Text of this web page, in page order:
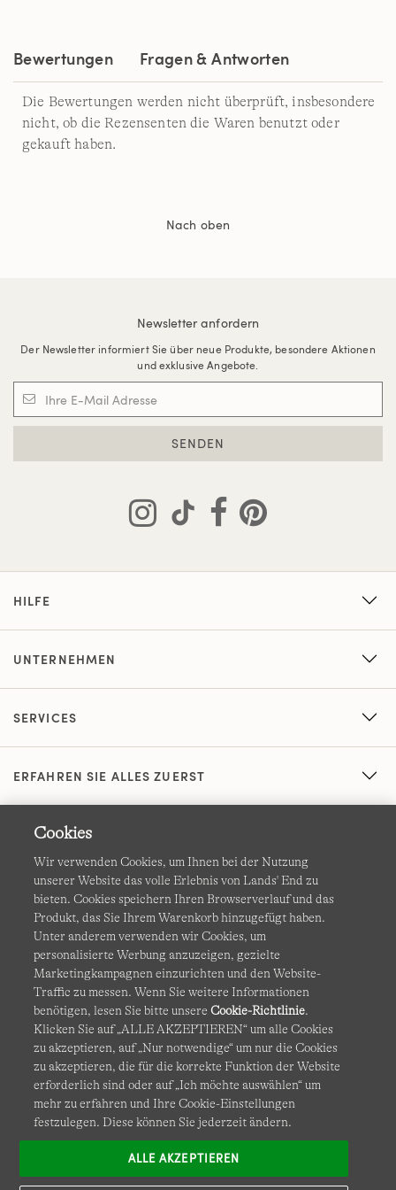
Bewertungen Fragen & Antworten
Die Bewertungen werden nicht überprüft, insbesondere
nicht, ob die Rezensenten die Waren benutzt oder
gekauft haben.
Nach oben
Newsletter anfordern
Der Newsletter informiert Sie über neue Produkte, besondere Aktionen
und exklusive Angebote.
SENDEN
HILFE
UNTERNEHMEN
SERVICES
ERFAHREN SIE ALLES ZUERST
AGB Datenschutz & Sicherheit
Cookies Ich möchte auswählen Barrierefreiheit
Site Map Internationale Websites
Diese Website ist durch reCAPTCHA geschützt. Es gelten die
Datenschutzerklärung undNutzungsbedingungenvon
Google.
Cookies
Wir verwenden Cookies, um Ihnen bei der Nutzung
unserer Website das volle Erlebnis von Lands' End zu
bieten. Cookies speichern Ihren Browserverlauf und das
Produkt, das Sie Ihrem Warenkorb hinzugefügt haben.
Unter anderem verwenden wir Cookies, um
personalisierte Werbung anzuzeigen, gezielte
Marketingkampagnen einzurichten und den Website-
Traffic zu messen. Wenn Sie weitere Informationen
benötigen, lesen Sie bitte unsereCookie-Richtlinie.
Klicken Sie auf „ALLE AKZEPTIEREN“ um alle Cookies
zu akzeptieren, auf „Nur notwendige“ um nur die Cookies
zu akzeptieren, die für die korrekte Funktion der Website
erforderlich sind oder auf „Ich möchte auswählen“ um
mehr zu erfahren und Ihre Cookie-Einstellungen
festzulegen. Diese können Sie jederzeit ändern.
ALLE AKZEPTIEREN